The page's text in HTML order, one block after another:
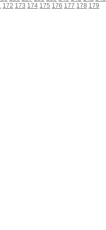
172 173 174 175 176 177 178 179